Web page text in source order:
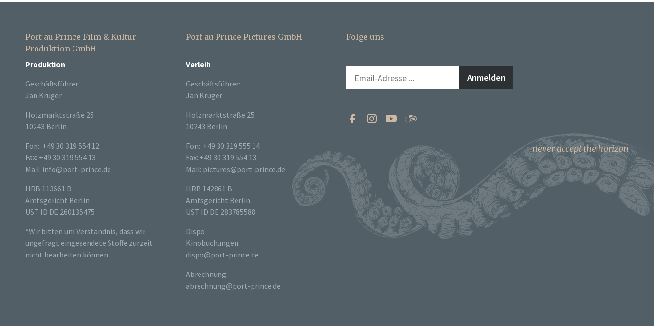
Port au Prince Film & Kultur
Produktion GmbH
Produktion
Geschäftsführer:
Jan Krüger
Holzmarktstraße 25
10243 Berlin
Fon: +49 30 319 554 12
Fax: +49 30 319 554 13
Mail: info@port-prince.de
HRB 113661 B
Amtsgericht Berlin
UST ID DE 260135475
*Wir bitten um Verständnis, dass wir
ungefragt eingesendete Stoffe zurzeit
nicht bearbeiten können
Port au Prince Pictures GmbH
Verleih
Geschäftsführer:
Jan Krüger
Holzmarktstraße 25
10243 Berlin
Fon: +49 30 319 555 14
Fax: +49 30 319 554 13
Mail: pictures@port-prince.de
HRB 142861 B
Amtsgericht Berlin
UST ID DE 283785588
Dispo
Kinobuchungen:
dispo@port-prince.de
Abrechnung:
abrechnung@port-prince.de
Folge uns
never accept the horizon